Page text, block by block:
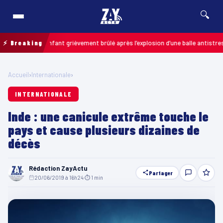
🔍
⚡ Breaking
: un enfant grièvement brûlé après l’explosion d’une balle antistress
Accueil›Internationale›
INTERNATIONALE
Inde : une canicule extrême touche le
pays et cause plusieurs dizaines de
décès
Rédaction ZayActu
20/06/2019 à 16h24⏱ 1 min
Partager